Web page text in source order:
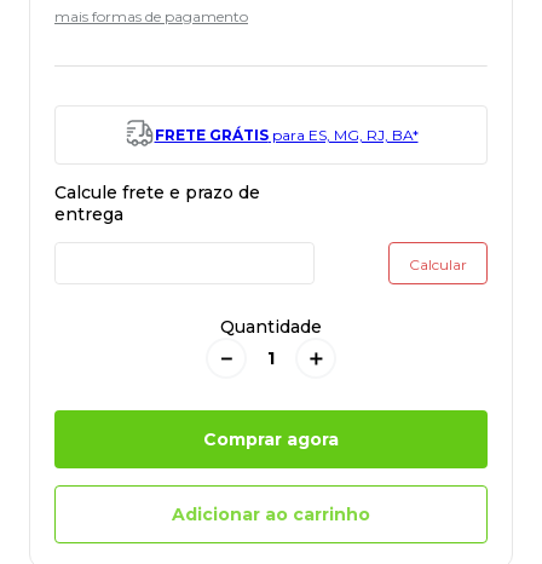
mais formas de pagamento
FRETE GRÁTISpara ES, MG, RJ, BA*
Quantidade
＋
－
Comprar agora
Adicionar ao carrinho